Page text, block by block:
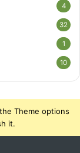
4
32
1
10
Theme options
it.